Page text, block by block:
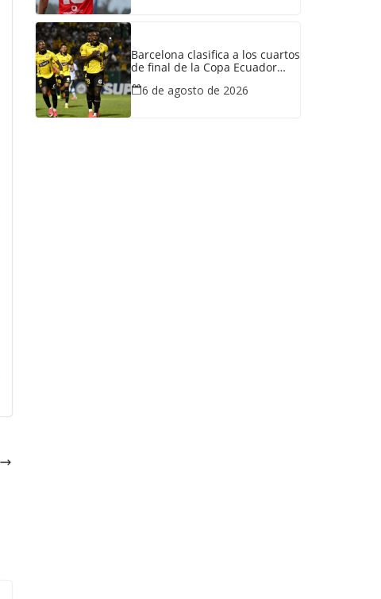
Barcelona clasifica a los cuartos
de final de la Copa Ecuador
en polémica partido
6 de agosto de 2026